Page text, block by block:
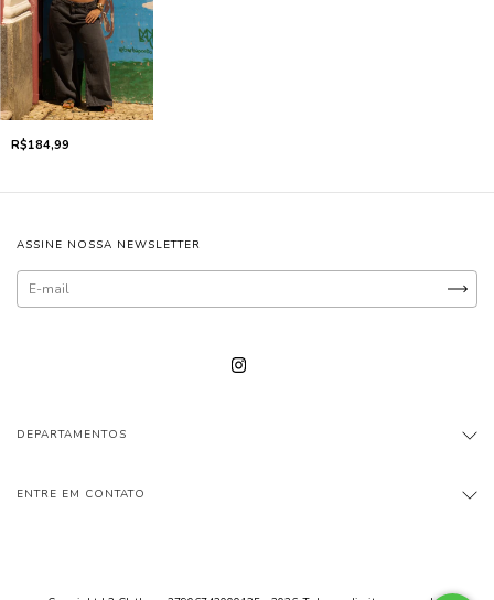
R$184,99
ASSINE NOSSA NEWSLETTER
DEPARTAMENTOS
ENTRE EM CONTATO